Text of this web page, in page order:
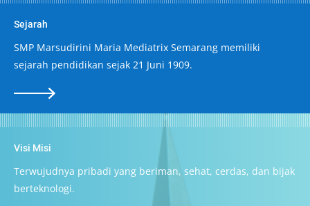
Sejarah
SMP Marsudirini Maria Mediatrix Semarang memiliki
sejarah pendidikan sejak 21 Juni 1909.
Visi Misi
Terwujudnya pribadi yang beriman, sehat, cerdas, dan bijak
berteknologi.